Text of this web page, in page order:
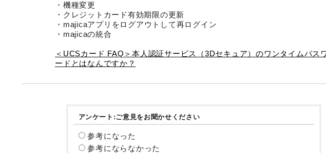
・機種変更
・クレジットカード有効期限の更新
・majicaアプリをログアウトして再ログイン
・majicaの統合
＜UCSカード FAQ＞本人認証サービス（3Dセキュア）のワンタイムパス
ードとはなんですか？
アンケート:ご意見をお聞かせください
参考になった
参考にならなかった